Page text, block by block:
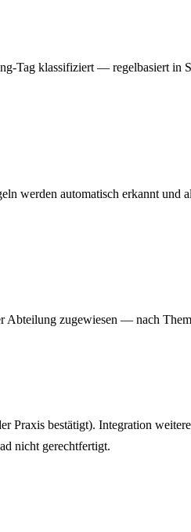
Tag klassifiziert — regelbasiert
werden automatisch erkannt
Abteilung zugewiesen — nach
Praxis bestätigt). Integration
nicht gerechtfertigt.